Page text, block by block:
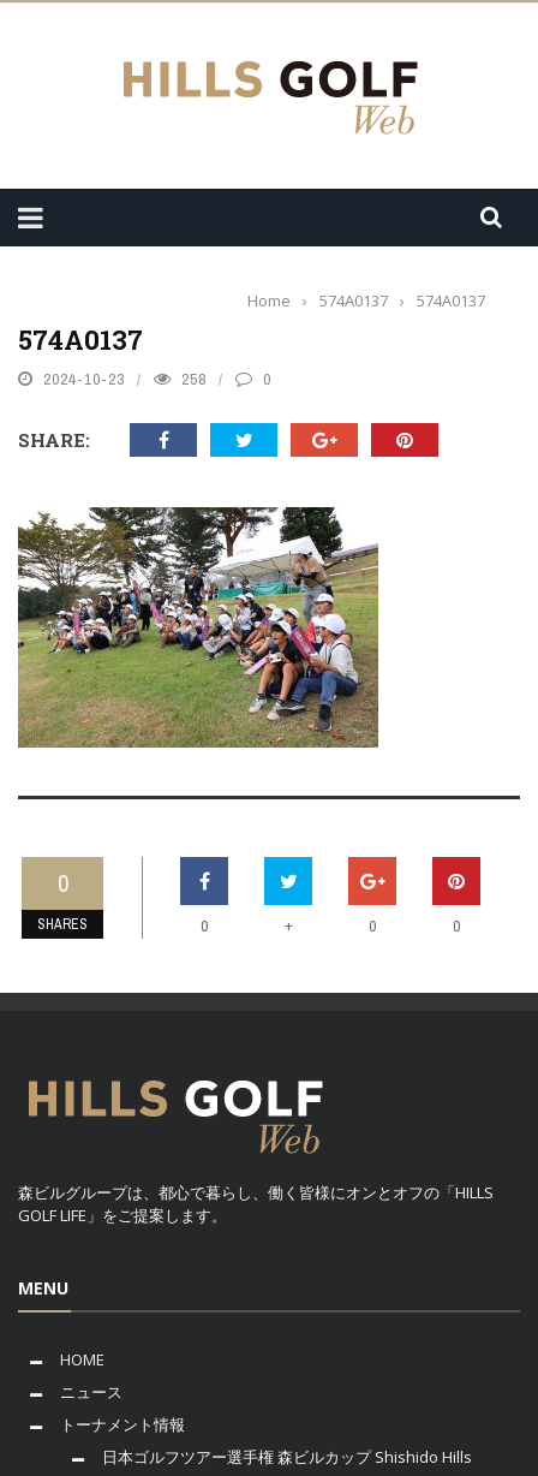
Home › 574A0137 › 574A0137
574A0137
2024-10-23 258 0
SHARE:
0
SHARES 0 + 0 0
森ビルグループは、都心で暮らし、働く皆様にオンとオフの「HILLS
GOLF LIFE」をご提案します。
MENU
HOME
ニュース
トーナメント情報
日本ゴルフツアー選手権 森ビルカップ Shishido Hills